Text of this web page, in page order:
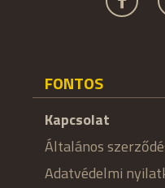
FONTOS
Kapcsolat
Általános
Adatvédelmi